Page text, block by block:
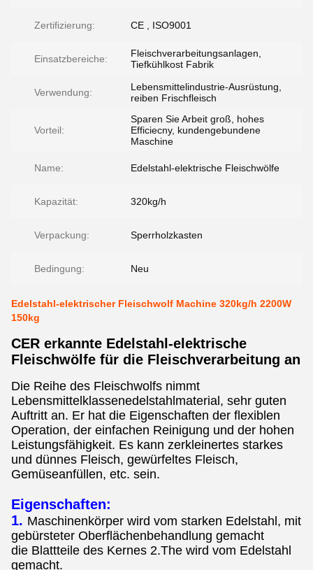
Zertifizierung: CE , ISO9001
Einsatzbereiche:
Fleischverarbeitungsanlagen,
Tiefkühlkost Fabrik
Verwendung:
Lebensmittelindustrie-Ausrüstung,
reiben Frischfleisch
Vorteil:
Sparen Sie Arbeit groß, hohes
Efficiecny, kundengebundene
Maschine
Name: Edelstahl-elektrische Fleischwölfe
Kapazität: 320kg/h
Verpackung: Sperrholzkasten
Bedingung: Neu
Edelstahl-elektrischer Fleischwolf Machine 320kg/h 2200W
150kg
CER erkannte Edelstahl-elektrische
Fleischwölfe für die Fleischverarbeitung an
Die Reihe des Fleischwolfs nimmt
Lebensmittelklassenedelstahlmaterial, sehr guten
Auftritt an. Er hat die Eigenschaften der flexiblen
Operation, der einfachen Reinigung und der hohen
Leistungsfähigkeit. Es kann zerkleinertes starkes
und dünnes Fleisch, gewürfeltes Fleisch,
Gemüseanfüllen, etc. sein.
Eigenschaften:
1. Maschinenkörper wird vom starken Edelstahl, mit
gebürsteter Oberflächenbehandlung gemacht
die Blattteile des Kernes 2.The wird vom Edelstahl
gemacht.